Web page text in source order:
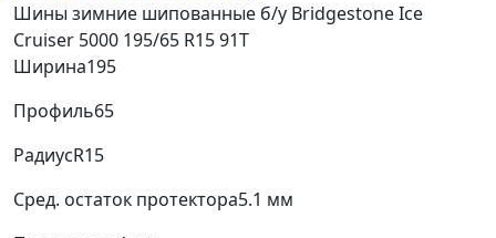
Шины зимние шипованные б/у Bridgestone Ice
Cruiser 5000 195/65 R15 91T
Ширина195
Профиль65
РадиусR15
Сред. остаток протектора5.1 мм